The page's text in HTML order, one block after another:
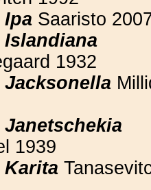
Ipa Saaristo
Islandiana
1932
Jacksonella
Janetschekia
1939
Karita